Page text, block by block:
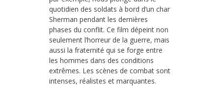
quotidien des soldats à bord d’un char
Sherman pendant les dernières
phases du conflit. Ce film dépeint non
seulement l’horreur de la guerre, mais
aussi la fraternité qui se forge entre
les hommes dans des conditions
extrêmes. Les scènes de combat sont
intenses, réalistes et marquantes.